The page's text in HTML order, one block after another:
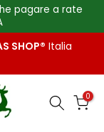
pagare a rate
SHOP® Italia
0